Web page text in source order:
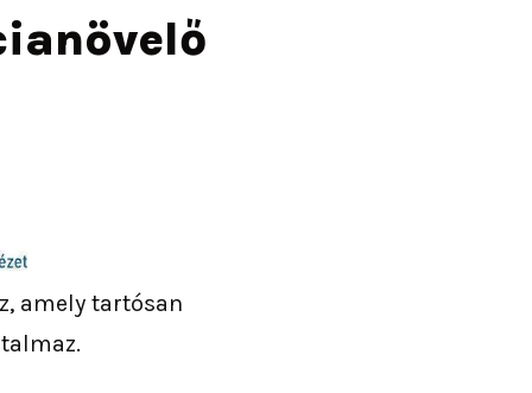
amely tartósan